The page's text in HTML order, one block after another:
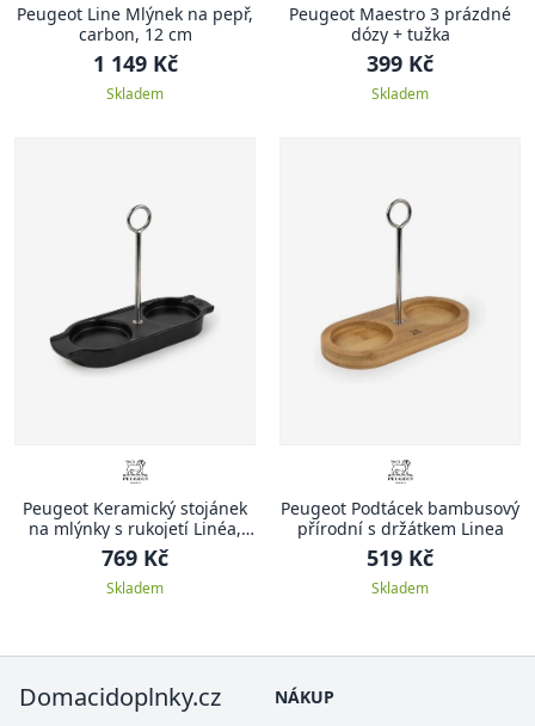
Peugeot Line Mlýnek na pepř,
carbon, 12 cm
1 149 Kč
Skladem
Peugeot Maestro 3 prázdné
dózy + tužka
399 Kč
Skladem
Peugeot Keramický stojánek
na mlýnky s rukojetí Linéa,
černá
769 Kč
Skladem
Peugeot Podtácek bambusový
přírodní s držátkem Linea
519 Kč
Skladem
Domacidoplnky.cz
NÁKUP